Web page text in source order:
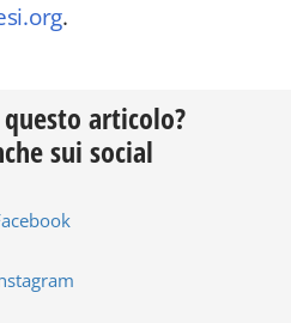
.
articolo?
sui social